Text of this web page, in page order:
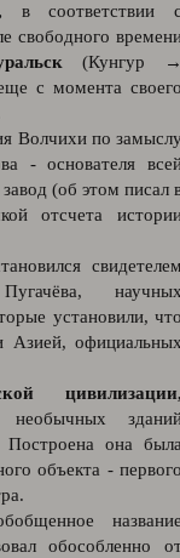
в соответствии
свободного
(Кунгур
с момента
Волчихи по
- основателя
(об этом писал
отсчета
установили,
Азией,
Построена она
объекта -
обособленно